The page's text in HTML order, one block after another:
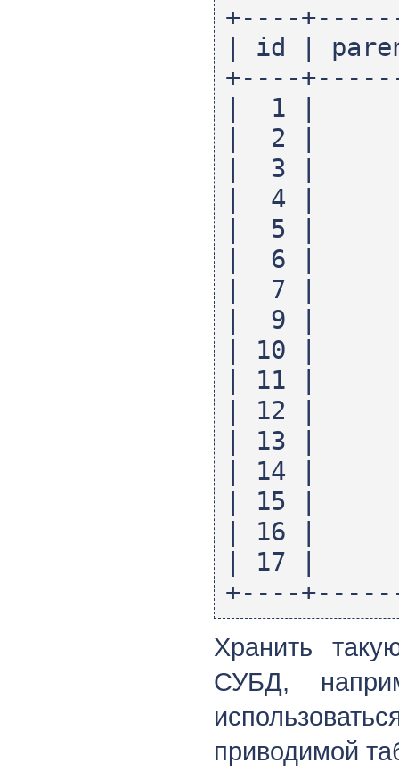
+----
| id |
+----
| 1 |
| 2 | 0
| 3 | 0
| 4 | 0
| 5 |
| 6 | 2
| 7 | 2
| 9 |
| 10
| 11
| 12
| 13
| 14
| 15
| 16 |
| 17 |
+----
Хранить
СУБД,
приводимой